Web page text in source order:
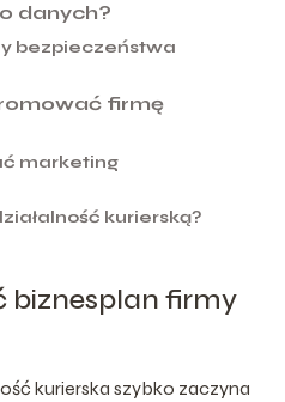
danych?
bezpieczeństwa
firmę
marketing
kurierską?
biznesplan firmy
kurierska szybko zaczyna